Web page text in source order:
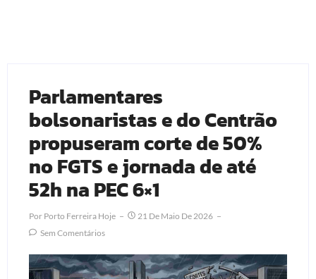
Parlamentares
bolsonaristas e do Centrão
propuseram corte de 50%
no FGTS e jornada de até
52h na PEC 6×1
Por Porto Ferreira Hoje
21 De Maio De 2026
Sem Comentários